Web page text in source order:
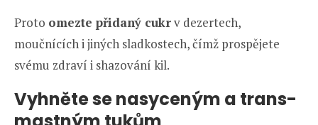
Proto omezte přidaný cukrv dezertech,
moučnících i jiných sladkostech, čímž prospějete
svému zdraví i shazování kil.
Vyhněte se nasyceným a trans-